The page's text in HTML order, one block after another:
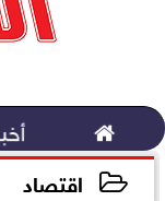

اقتصاد